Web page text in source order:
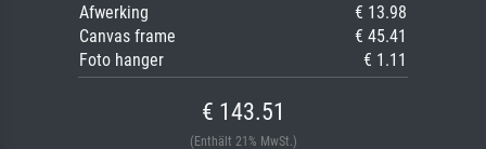
Afwerking
€ 13.98
Canvas frame
€ 45.41
Foto hanger
€ 1.11
€ 143.51
(Enthält 21% MwSt.)